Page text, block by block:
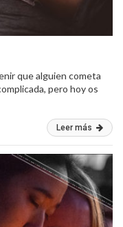
que alguien cometa
pero hoy os
Leer más